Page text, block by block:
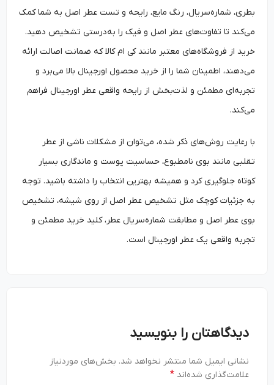
بطری، شماره‌سریال، رنگ مایع، رایحه و تست عطر اصل به شما کمک
می‌کند تا تفاوت‌های عطر اصل و فیک را به‌درستی تشخیص دهید.
خرید از فروشگاه‌های معتبر مانند کی ام کالا که ضمانت اصالت ارائه
می‌دهند، اطمینان شما را از خرید محصول اورجینال بالا می‌برد و
تجربه‌ای مطمئن و لذت‌بخش از رایحه واقعی عطر اورجینال فراهم
می‌کند.
با رعایت روش‌های ذکر شده، می‌توان از مشکلات ناشی از عطر
تقلبی مانند بوی نامطبوع، حساسیت پوست و ماندگاری بسیار
کوتاه جلوگیری کرد و همیشه بهترین انتخاب را داشته باشید. توجه
به جزئیات کوچک مثل تشخیص عطر اصل از روی شیشه، تشخیص
بوی عطر اصل و مطابقت شماره‌سریال عطر، کلید خرید مطمئن و
تجربه واقعی یک عطر اورجینال است.
دیدگاهتان را بنویسید
نشانی ایمیل شما منتشر نخواهد شد. بخش‌های موردنیاز
علامت‌گذاری شده‌اند*